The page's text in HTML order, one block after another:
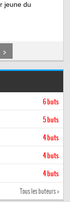
jeune du
>
6 buts
5 buts
4 buts
4 buts
4 buts
Tous les buteurs >